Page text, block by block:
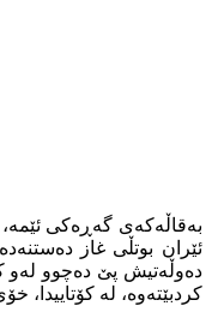
بەقاڵەکەی گەڕەکی
ئێران بوتڵی غاز
دەوڵەتیش پێ دەچوو لەو
کردبێتەوە، لە کۆتاییدا،